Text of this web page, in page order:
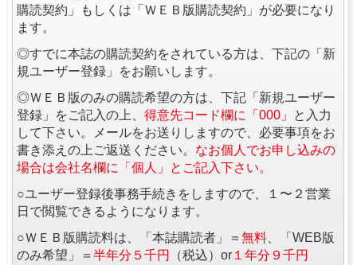
購読契約」もしくは「ＷＥＢ版購読契約」が必要になり
ます。
◎すでに本誌の購読契約をされている方は、下記の「新
規ユーザー登録」をお願いします。
◎ＷＥＢ版のみの購読希望の方は、下記「新規ユーザー
登録」をご記入の上、 得意先コード欄に「000」
と入力
して下さい。メールをお送りしますので、必要事項をお
書き添えの上ご返送ください。 なお個人でお申し込みの
場合は会社名欄に「個人」とご記入下さい。
○ユーザー登録後事務手続きをしますので、１〜２営業
日で閲覧できるようになります。
○ＷＥＢ版購読料は、「本誌購読者」＝ 無料 、「WEB版
のみ希望」＝ 半年分５千円 （税込）or １年分９千円